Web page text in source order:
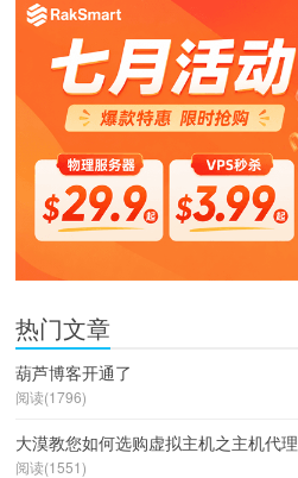
热门文章
葫芦博客开通了
阅读(1796)
大漠教您如何选购虚拟主机之主机代理
阅读(1551)